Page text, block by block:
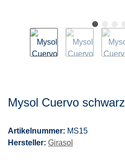
Mysol Cuervo schwarz
Artikelnummer: MS15
Hersteller: Girasol